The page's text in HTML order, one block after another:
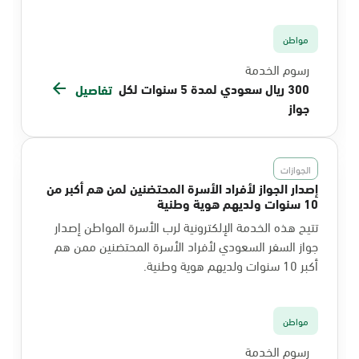
مواطن
رسوم الخدمة
300 ريال سعودي لمدة 5 سنوات لكل
جواز
تفاصيل
الجوازات
إصدار الجواز لأفراد الأسرة المحتضنين لمن هم أكبر من
10 سنوات ولديهم هوية وطنية
تتيح هذه الخدمة الإلكترونية لرب الأسرة المواطن إصدار
جواز السفر السعودي لأفراد الأسرة المحتضنين ممن هم
أكبر 10 سنوات ولديهم هوية وطنية.
مواطن
رسوم الخدمة